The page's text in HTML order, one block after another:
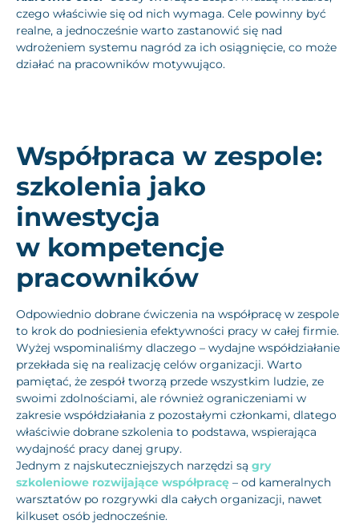
czego właściwie się od nich wymaga. Cele powinny być
realne, a jednocześnie warto zastanowić się nad
wdrożeniem systemu nagród za ich osiągnięcie, co może
działać na pracowników motywująco.
Współpraca w zespole:
szkolenia jako
inwestycja
w kompetencje
pracowników
Odpowiednio dobrane ćwiczenia na współpracę w zespole
to krok do podniesienia efektywności pracy w całej firmie.
Wyżej wspominaliśmy dlaczego – wydajne współdziałanie
przekłada się na realizację celów organizacji. Warto
pamiętać, że zespół tworzą przede wszystkim ludzie, ze
swoimi zdolnościami, ale również ograniczeniami w
zakresie współdziałania z pozostałymi członkami, dlatego
właściwie dobrane szkolenia to podstawa, wspierająca
wydajność pracy danej grupy.
Jednym z najskuteczniejszych narzędzi są gry
szkoleniowe rozwijające współpracę – od kameralnych
warsztatów po rozgrywki dla całych organizacji, nawet
kilkuset osób jednocześnie.